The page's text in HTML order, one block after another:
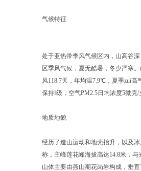
气候特征
处于亚热带季风气候区内，山高谷
区季风气候，夏无酷暑，冬少严寒
风118.7天，年均温7.9℃，夏季zui
保持Ⅰ级，空气PM2.5日均浓度5微克
地质地貌
经历了造山运动和地壳抬升，以及
称，主峰莲花峰海拔高达14.8米，与
山体主要由燕山期花岗岩构成，垂